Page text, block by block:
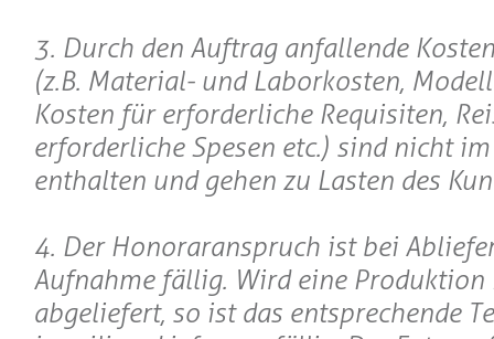
3. Durch den Auftrag anfallende
(z.B. Material- und Laborkosten,
Kosten für erforderliche Requisiten,
erforderliche Spesen etc.) sind nicht
enthalten und gehen zu Lasten des
4. Der Honoraranspruch ist bei
Aufnahme fällig. Wird eine Produktion
abgeliefert, so ist das entsprechende